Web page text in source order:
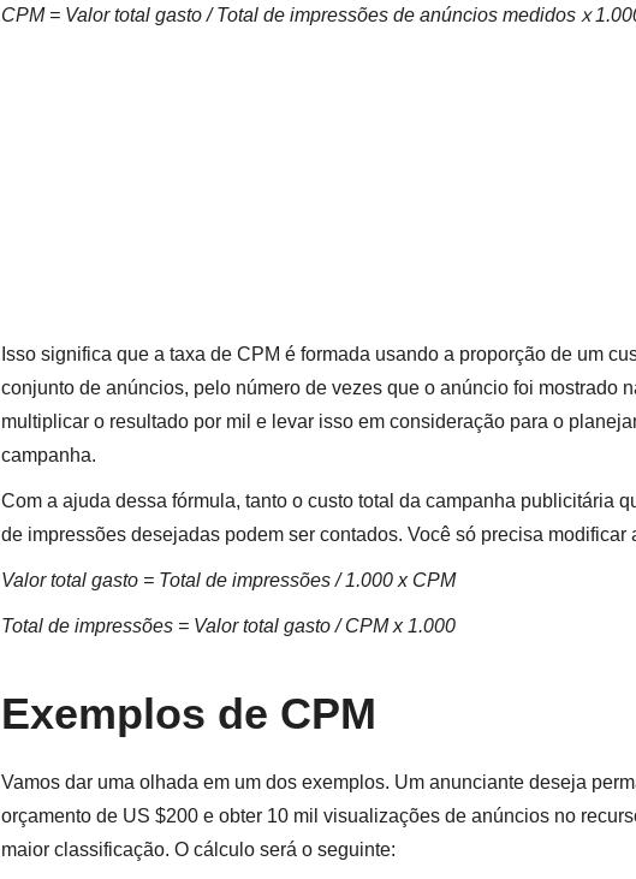
CPM = Valor total gasto / Total de impressões de anúncios medidos х
Isso significa que a taxa de CPM é formada usando a proporção de um
conjunto de anúncios, pelo número de vezes que o anúncio foi mostrado
multiplicar o resultado por mil e levar isso em consideração para o
campanha.
Com a ajuda dessa fórmula, tanto o custo total da campanha publicitária
de impressões desejadas podem ser contados. Você só precisa modificar
Valor total gasto = Total de impressões / 1.000 x CPM
Total de impressões = Valor total gasto / CPM x 1.000
Exemplos de CPM
Vamos dar uma olhada em um dos exemplos. Um anunciante deseja
orçamento de US $200 e obter 10 mil visualizações de anúncios no
maior classificação. O cálculo será o seguinte: